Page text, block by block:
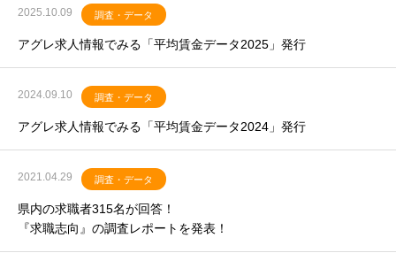
2025.10.09 調査・データ
アグレ求人情報でみる「平均賃金データ2025」発行
2024.09.10 調査・データ
アグレ求人情報でみる「平均賃金データ2024」発行
2021.04.29 調査・データ
県内の求職者315名が回答！
『求職志向』の調査レポートを発表！